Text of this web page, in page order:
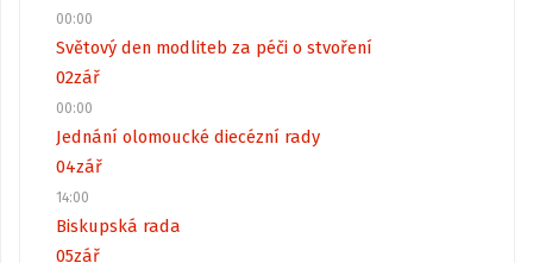
00:00
Světový den modliteb za péči o stvoření
02zář
00:00
Jednání olomoucké diecézní rady
04zář
14:00
Biskupská rada
05zář